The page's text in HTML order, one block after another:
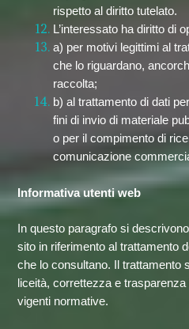
rispetto al diritto tutelato.
L’interessato ha diritto di
a) per motivi legittimi al
che lo riguardano,
raccolta;
b) al trattamento di dati
fini di invio di materiale
o per il compimento di
comunicazione
Informativa utenti web
In questo paragrafo si
sito in riferimento al trattamento
che lo consultano. Il trattamento
liceità, correttezza e
vigenti normative.